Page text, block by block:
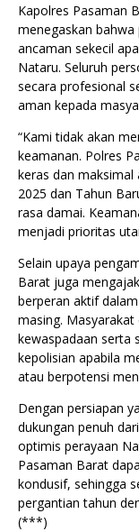
Kapolres Pasaman
menegaskan
ancaman sekecil
Nataru. Seluruh
secara profesional
aman kepada
“Kami tidak akan
keamanan. Polres
keras dan
2025 dan Tahun
rasa damai.
menjadi prioritas
Selain upaya
Barat juga
berperan aktif
masing.
kewaspadaan serta
kepolisian apabila
atau berpotensi
Dengan persiapan
dukungan penuh
optimis perayaan
Pasaman Barat
kondusif, sehingga
pergantian tahun
(***)